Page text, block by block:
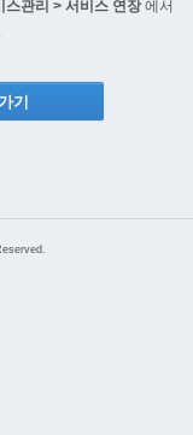
스관리 > 서비스 연장에서
기